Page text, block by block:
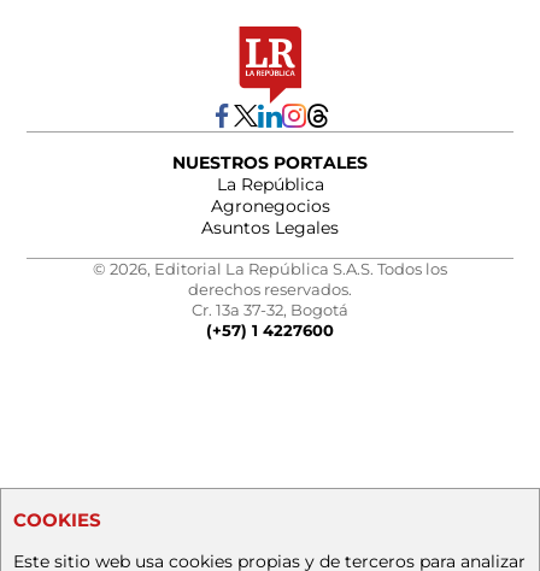
NUESTROS PORTALES
La República
Agronegocios
Asuntos Legales
© 2026, Editorial La República S.A.S. Todos los
derechos reservados.
Cr. 13a 37-32, Bogotá
(+57) 1 4227600
COOKIES
Este sitio web usa cookies propias y de terceros para analizar